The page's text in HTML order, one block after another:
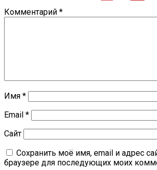
Комментарий *
Имя *
Email *
Сайт
Сохранить моё имя, email и адрес
браузере для последующих моих